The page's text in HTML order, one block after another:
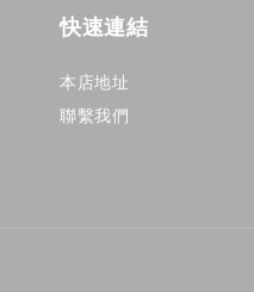
快速連結
本店地址
聯繫我們